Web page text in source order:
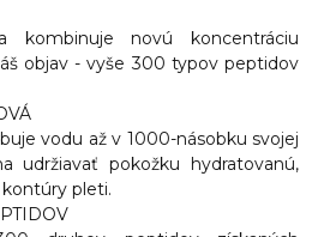
kombinuje novú koncentráciu
objav - vyše 300 typov peptidov
vodu až v 1000-násobku svojej
udržiavať pokožku hydratovanú,
pleti.